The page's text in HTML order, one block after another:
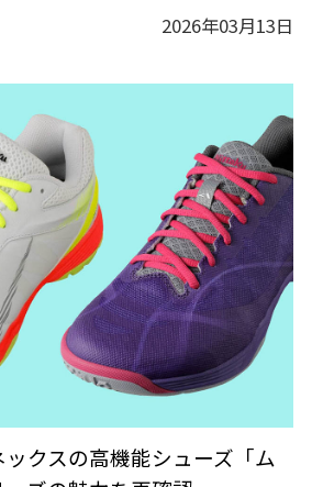
2026年03月13日
クスの高機能シューズ「ム